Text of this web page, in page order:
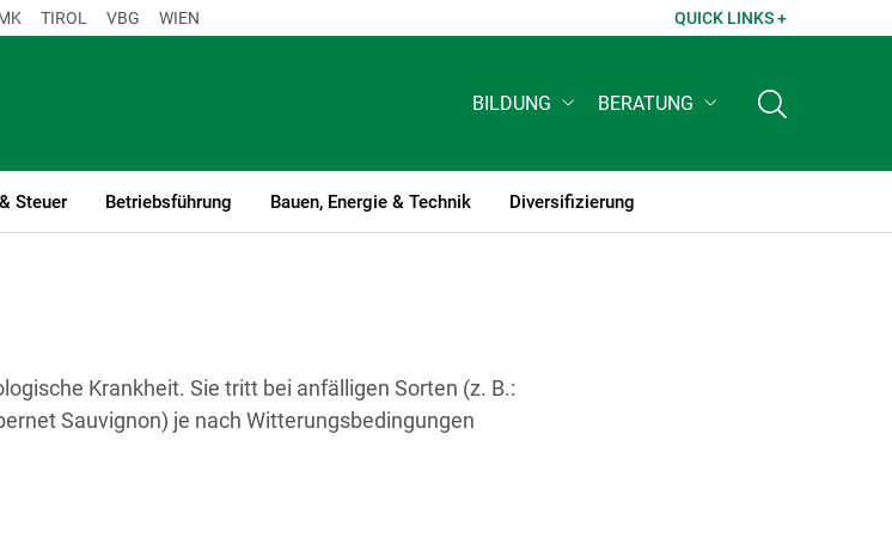
TIROL VBG WIEN QUICK LINKS +
BILDUNG BERATUNG
Steuer Betriebsführung Bauen, Energie & Technik Diversifizierung
Krankheit. Sie tritt bei anfälligen Sorten (z. B.:
Sauvignon) je nach Witterungsbedingungen